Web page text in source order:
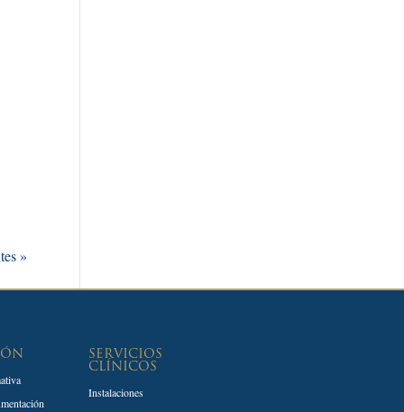
»
SERVICIOS
CLÍNICOS
Instalaciones